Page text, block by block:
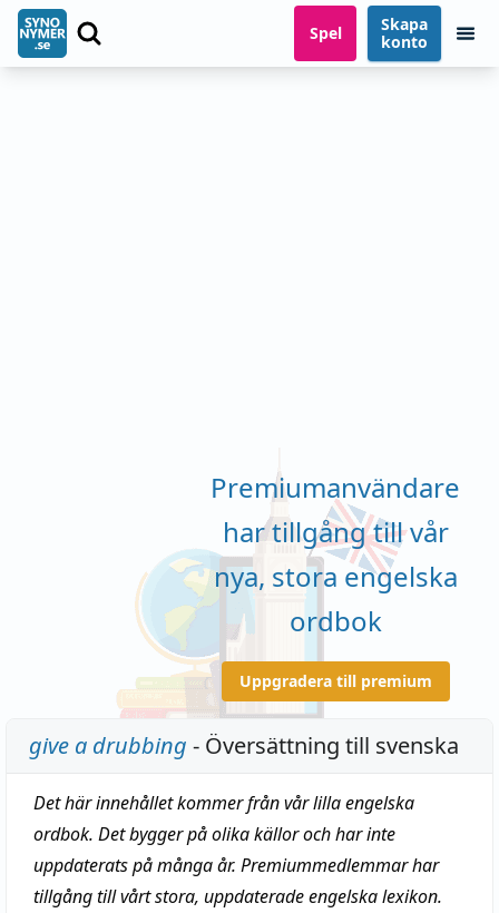
Spel
Skapa
konto
Premiumanvändare
har tillgång till vår
nya, stora engelska
ordbok
Uppgradera till premium
give a drubbing - Översättning till svenska
Det här innehållet kommer från vår lilla engelska
ordbok. Det bygger på olika källor och har inte
uppdaterats på många år. Premiummedlemmar har
tillgång till vårt stora, uppdaterade engelska lexikon.